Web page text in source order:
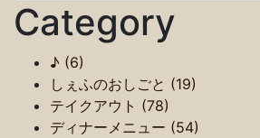
Category
♪ (6)
しぇふのおしごと (19)
テイクアウト (78)
ディナーメニュー (54)